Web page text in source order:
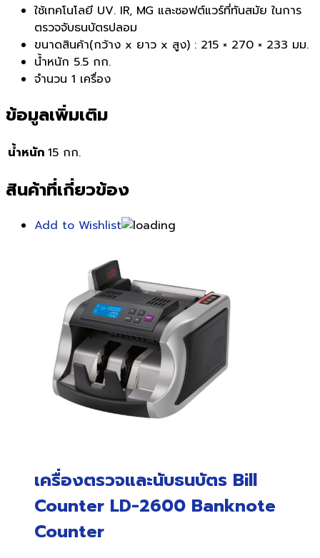
ใช้เทคโนโลยี UV. IR, MG และซอฟต์แวร์ที่ทันสมัย ในการ
ตรวจจับธนบัตรปลอม
ขนาดสินค้า(กว้าง x ยาว x สูง) : 215 × 270 × 233 มม.
น้ำหนัก 5.5 กก.
จำนวน 1 เครื่อง
ข้อมูลเพิ่มเติม
น้ำหนัก 15 กก.
สินค้าที่เกี่ยวข้อง
Add to Wishlist
เครื่องตรวจและนับธนบัตร Bill
Counter LD-2600 Banknote
Counter